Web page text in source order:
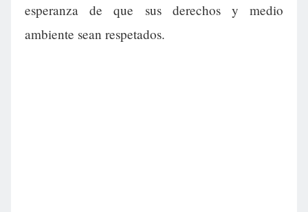
esperanza de que sus derechos y medio
ambiente sean respetados.